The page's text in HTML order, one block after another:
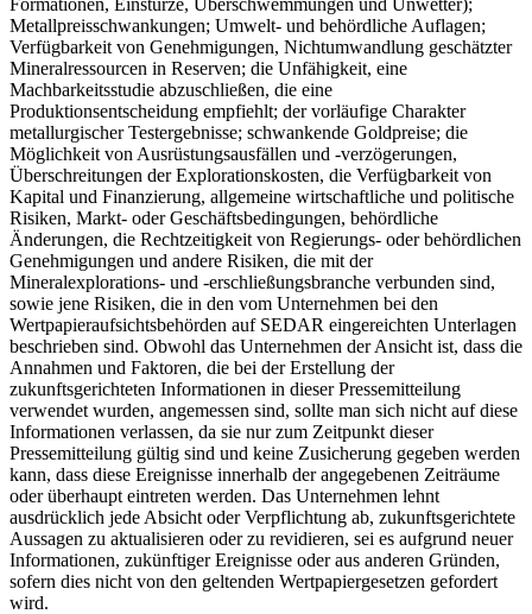
Metallpreisschwankungen; Umwelt- und behördliche Auflagen;
Verfügbarkeit von Genehmigungen, Nichtumwandlung geschätzter
Mineralressourcen in Reserven; die Unfähigkeit, eine
Machbarkeitsstudie abzuschließen, die eine
Produktionsentscheidung empfiehlt; der vorläufige Charakter
metallurgischer Testergebnisse; schwankende Goldpreise; die
Möglichkeit von Ausrüstungsausfällen und -verzögerungen,
Überschreitungen der Explorationskosten, die Verfügbarkeit von
Kapital und Finanzierung, allgemeine wirtschaftliche und politische
Risiken, Markt- oder Geschäftsbedingungen, behördliche
Änderungen, die Rechtzeitigkeit von Regierungs- oder behördlichen
Genehmigungen und andere Risiken, die mit der
Mineralexplorations- und -erschließungsbranche verbunden sind,
sowie jene Risiken, die in den vom Unternehmen bei den
Wertpapieraufsichtsbehörden auf SEDAR eingereichten Unterlagen
beschrieben sind. Obwohl das Unternehmen der Ansicht ist, dass die
Annahmen und Faktoren, die bei der Erstellung der
zukunftsgerichteten Informationen in dieser Pressemitteilung
verwendet wurden, angemessen sind, sollte man sich nicht auf diese
Informationen verlassen, da sie nur zum Zeitpunkt dieser
Pressemitteilung gültig sind und keine Zusicherung gegeben werden
kann, dass diese Ereignisse innerhalb der angegebenen Zeiträume
oder überhaupt eintreten werden. Das Unternehmen lehnt
ausdrücklich jede Absicht oder Verpflichtung ab, zukunftsgerichtete
Aussagen zu aktualisieren oder zu revidieren, sei es aufgrund neuer
Informationen, zukünftiger Ereignisse oder aus anderen Gründen,
sofern dies nicht von den geltenden Wertpapiergesetzen gefordert
wird.